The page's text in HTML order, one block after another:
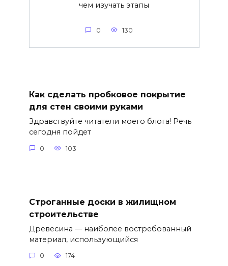
чем изучать этапы
0 130
Как сделать пробковое покрытие
для стен своими руками
Здравствуйте читатели моего блога! Речь
сегодня пойдет
0 103
Строганные доски в жилищном
строительстве
Древесина — наиболее востребованный
материал, использующийся
0 174